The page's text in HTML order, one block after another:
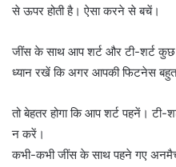
से ऊपर होती है। ऐसा करने से बचें।
जींस के साथ आप शर्ट और टी-शर्ट
ध्यान रखें कि अगर आपकी फिटनेस
तो बेहतर होगा कि आप शर्ट पहनें।
न करें।
कभी-कभी जींस के साथ पहने गए